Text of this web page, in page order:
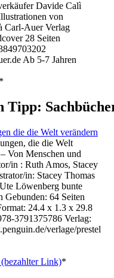
Davide Calì
von
Carl-Auer Verlag
28 Seiten
Ab 5-7 Jahren
*
Tipp:
die die Welt
Von Menschen und
in : Ruth Amos, Stacey
in: Stacey Thomas
Löwenberg bunte
Gebunden: 64 Seiten
24.4 x 1.3 x 29.8
3791375786 Verlag:
verlage/prestel
Link)*